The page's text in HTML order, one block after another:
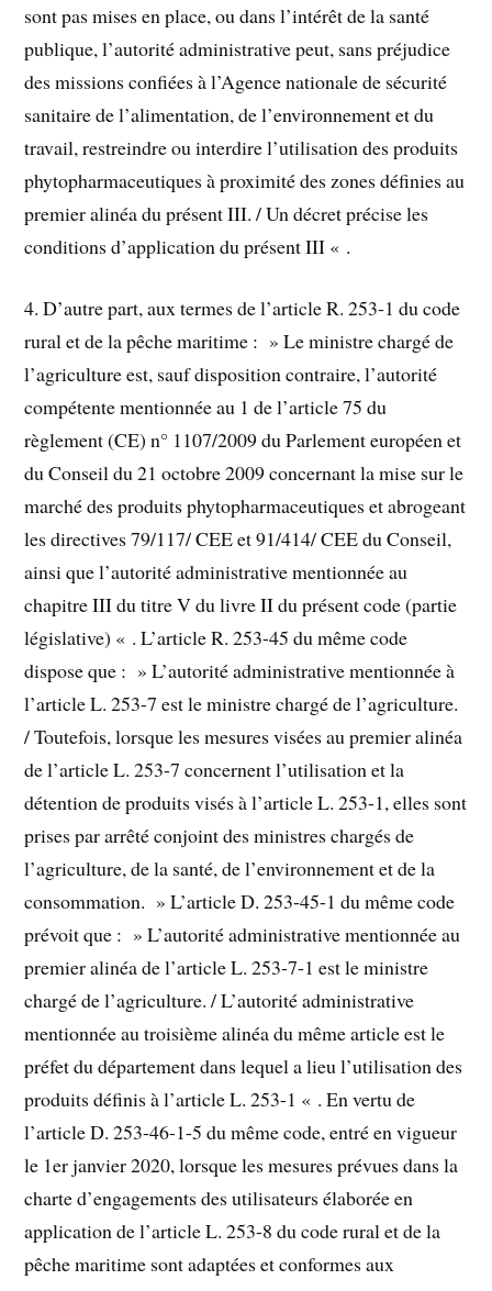
sont pas mises en place, ou dans l’intérêt de la santé
publique, l’autorité administrative peut, sans préjudice
des missions confiées à l’Agence nationale de sécurité
sanitaire de l’alimentation, de l’environnement et du
travail, restreindre ou interdire l’utilisation des produits
phytopharmaceutiques à proximité des zones définies au
premier alinéa du présent III. / Un décret précise les
conditions d’application du présent III « .
4. D’autre part, aux termes de l’article R. 253-1 du code
rural et de la pêche maritime : » Le ministre chargé de
l’agriculture est, sauf disposition contraire, l’autorité
compétente mentionnée au 1 de l’article 75 du
règlement (CE) n° 1107/2009 du Parlement européen et
du Conseil du 21 octobre 2009 concernant la mise sur le
marché des produits phytopharmaceutiques et abrogeant
les directives 79/117/ CEE et 91/414/ CEE du Conseil,
ainsi que l’autorité administrative mentionnée au
chapitre III du titre V du livre II du présent code (partie
législative) « . L’article R. 253-45 du même code
dispose que : » L’autorité administrative mentionnée à
l’article L. 253-7 est le ministre chargé de l’agriculture.
/ Toutefois, lorsque les mesures visées au premier alinéa
de l’article L. 253-7 concernent l’utilisation et la
détention de produits visés à l’article L. 253-1, elles sont
prises par arrêté conjoint des ministres chargés de
l’agriculture, de la santé, de l’environnement et de la
consommation. » L’article D. 253-45-1 du même code
prévoit que : » L’autorité administrative mentionnée au
premier alinéa de l’article L. 253-7-1 est le ministre
chargé de l’agriculture. / L’autorité administrative
mentionnée au troisième alinéa du même article est le
préfet du département dans lequel a lieu l’utilisation des
produits définis à l’article L. 253-1 « . En vertu de
l’article D. 253-46-1-5 du même code, entré en vigueur
le 1er janvier 2020, lorsque les mesures prévues dans la
charte d’engagements des utilisateurs élaborée en
application de l’article L. 253-8 du code rural et de la
pêche maritime sont adaptées et conformes aux